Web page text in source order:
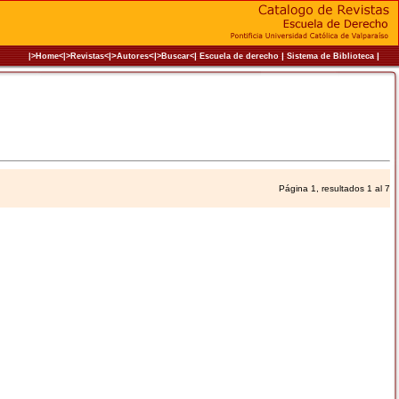
|>Home<|>Revistas<|>Autores<|>Buscar<|Escuela de derecho|Sistema de Biblioteca|
Página 1, resultados 1 al 7